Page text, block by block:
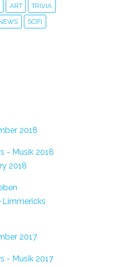
ART TRIVIA
SCIFI
2018
- Musik 2018
2018
Limmericks
2017
- Musik 2017